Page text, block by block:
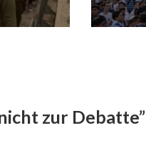
zur Debatte”